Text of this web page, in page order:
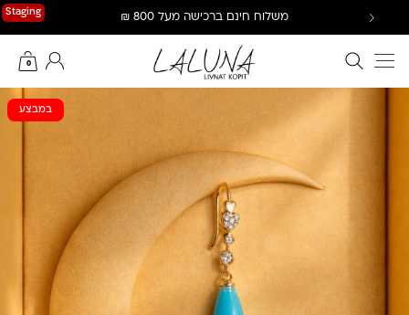
Staging משלוח חינם ברכישה מעל 800 ₪
חיפוש באתר
0
החשבון שלי
במבצע